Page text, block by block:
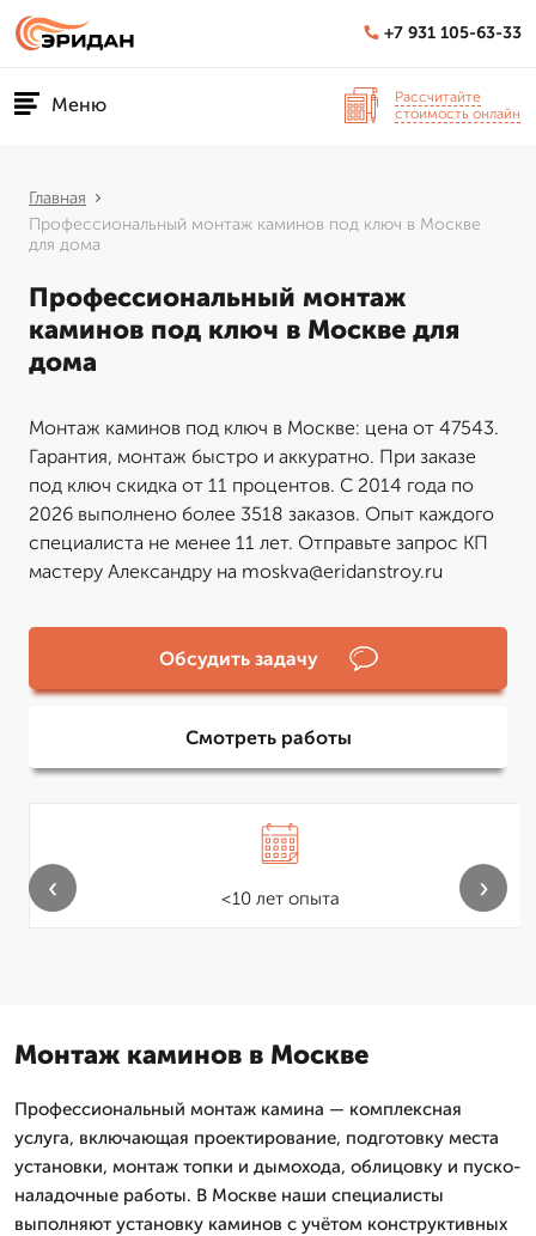
+7 931 105-63-33
Меню
Рассчитайте
стоимость онлайн
Главная
Профессиональный монтаж каминов под ключ в Москве
для дома
Профессиональный монтаж
каминов под ключ в Москве для
дома
Монтаж каминов под ключ в Москве: цена от 47543.
Гарантия, монтаж быстро и аккуратно. При заказе
под ключ скидка от 11 процентов. С 2014 года по
2026 выполнено более 3518 заказов. Опыт каждого
специалиста не менее 11 лет. Отправьте запрос КП
мастеру Александру на moskva@eridanstroy.ru
Обсудить задачу
Смотреть работы
<10 лет опыта
‹ ›
Монтаж каминов в Москве
Профессиональный монтаж камина — комплексная
услуга, включающая проектирование, подготовку места
установки, монтаж топки и дымохода, облицовку и пуско-
наладочные работы. В Москве наши специалисты
выполняют установку каминов с учётом конструктивных